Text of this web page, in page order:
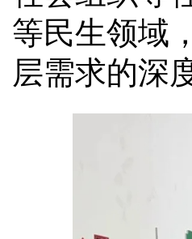
等民生领域
层需求的深